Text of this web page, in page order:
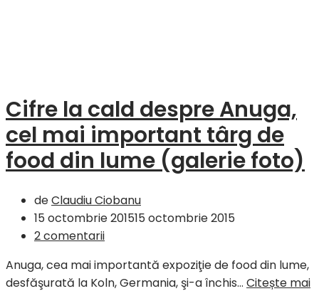
Cifre la cald despre Anuga,
cel mai important târg de
food din lume (galerie foto)
deClaudiu Ciobanu
15 octombrie 201515 octombrie 2015
2 comentarii
Anuga, cea mai importantă expoziţie de food din lume,
desfăşurată la Koln, Germania, şi-a închis… Citește mai